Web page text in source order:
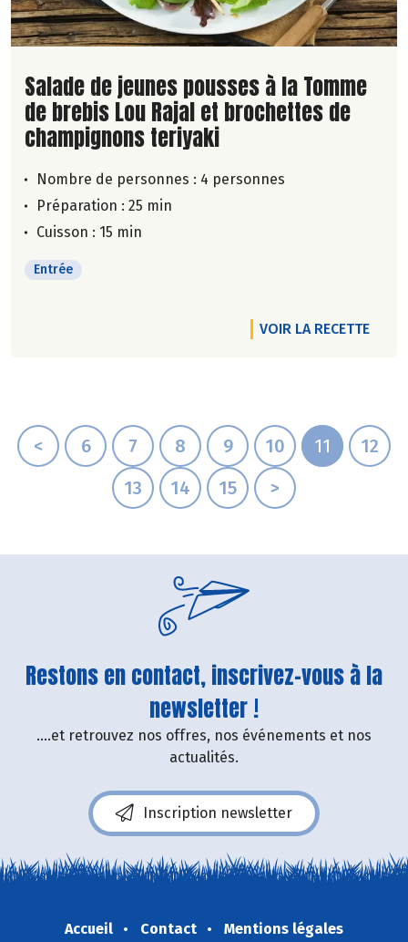
Lire la suite de la recette
Salade de jeunes pousses à la Tomme
de brebis Lou Rajal et brochettes de
champignons teriyaki
Nombre de personnes : 4 personnes
Préparation : 25 min
Cuisson : 15 min
Entrée
VOIR LA RECETTE
< 6 7 8 9 10 11
12
13
14 15 >
Restons en contact, inscrivez-vous à la
newsletter !
....et retrouvez nos offres, nos événements et nos
actualités.
Inscription newsletter
Accueil Contact
Mentions légales